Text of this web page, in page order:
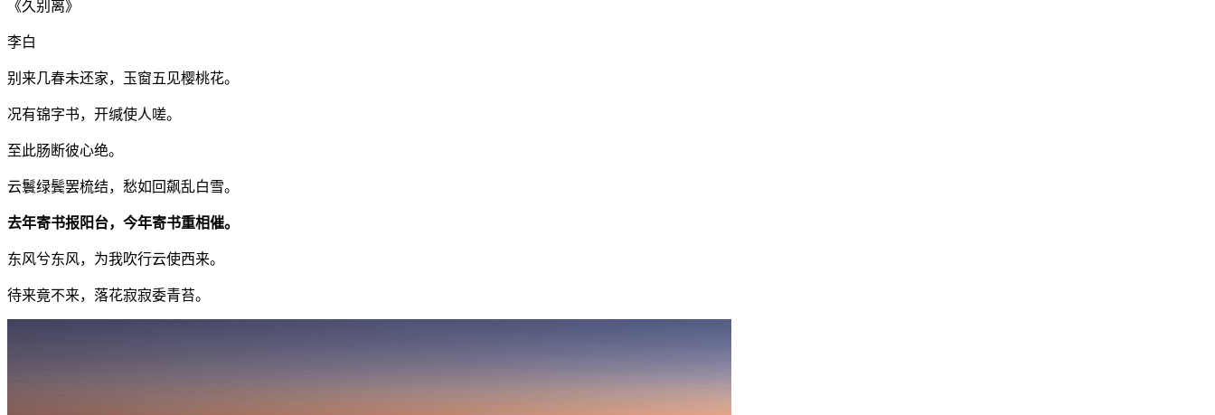
《久别离》
李白
别来几春未还家，玉窗五见樱桃花。
况有锦字书，开缄使人嗟。
至此肠断彼心绝。
云鬟绿鬓罢梳结，愁如回飙乱白雪。
去年寄书报阳台，今年寄书重相催。
东风兮东风，为我吹行云使西来。
待来竟不来，落花寂寂委青苔。